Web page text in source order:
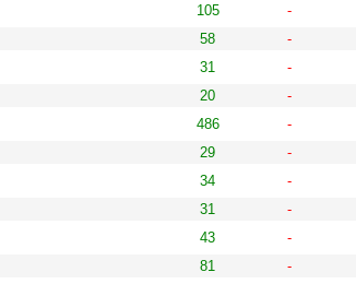
105 -
58 -
31 -
20 -
486 -
29 -
34 -
31 -
43 -
81 -